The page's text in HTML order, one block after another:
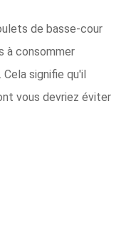
de basse-cour
à consommer
signifie qu'il
vous devriez éviter